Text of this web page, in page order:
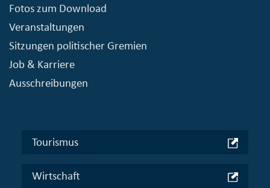
Fotos zum Download
Veranstaltungen
Sitzungen politischer Gremien
Job & Karriere
Ausschreibungen
Tourismus
Wirtschaft